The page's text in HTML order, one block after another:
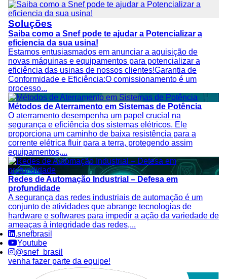
Soluções
Saiba como a Snef pode te ajudar a Potencializar a
eficiencia da sua usina!
Estamos entusiasmados em anunciar a aquisição de
novas máquinas e equipamentos para potencializar a
eficiência das usinas de nossos clientes!Garantia de
Conformidade e Eficiência:O comissionamento é um
processo...
Métodos de Aterramento em Sistemas de Potência
O aterramento desempenha um papel crucial na
segurança e eficiência dos sistemas elétricos. Ele
proporciona um caminho de baixa resistência para a
corrente elétrica fluir para a terra, protegendo assim
equipamentos,...
Redes de Automação Industrial – Defesa em
profundidade
A segurança das redes industriais de automação é um
conjunto de atividades que abrange tecnologias de
hardware e softwares para impedir a ação da variedade de
ameaças à integridade das redes,...
.snefbrasil
Youtube
@snef_brasil
venha fazer parte da equipe!